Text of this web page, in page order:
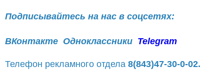
Подписывайтесь на нас в соцсетях:
ВКонтакте Одноклассники Telegram
Телефон рекламного отдела 8(843)47-30-0-02.